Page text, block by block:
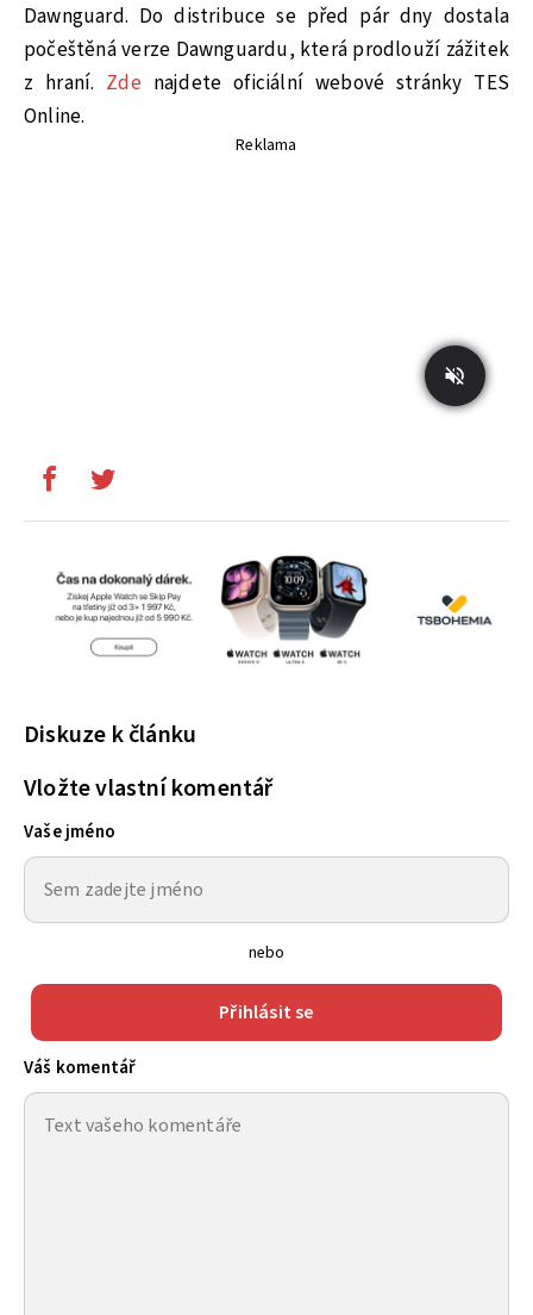
Dawnguard. Do distribuce se před pár dny dostala
počeštěná verze Dawnguardu, která prodlouží zážitek
z hraní. Zde najdete oficiální webové stránky TES
Online.
Reklama
Diskuze k článku
Vložte vlastní komentář
Vaše jméno
nebo
Přihlásit se
Váš komentář